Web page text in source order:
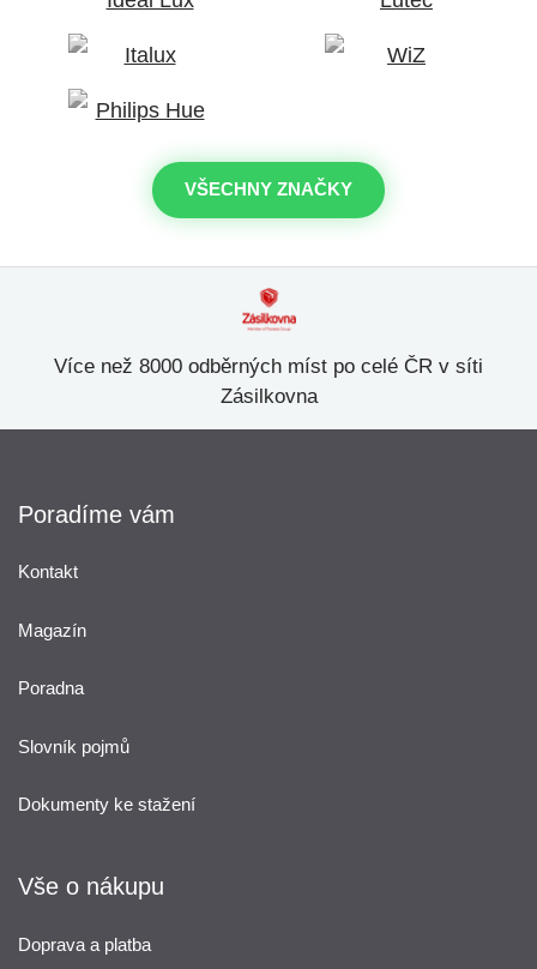
VŠECHNY ZNAČKY
Více než 8000 odběrných míst po celé ČR v síti
Zásilkovna
Poradíme vám
Kontakt
Magazín
Poradna
Slovník pojmů
Dokumenty ke stažení
Vše o nákupu
Doprava a platba